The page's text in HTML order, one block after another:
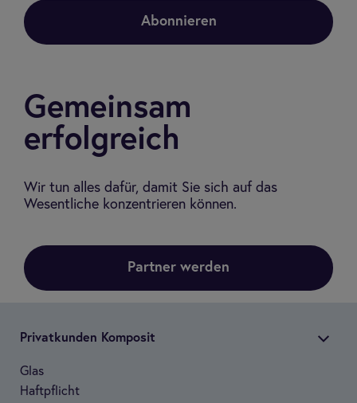
Abonnieren
Gemeinsam
erfolgreich
Wir tun alles dafür, damit Sie sich auf das
Wesentliche konzentrieren können.
Partner werden
Pri­vat­kun­den Kom­po­sit
Glas
Haft­pflicht